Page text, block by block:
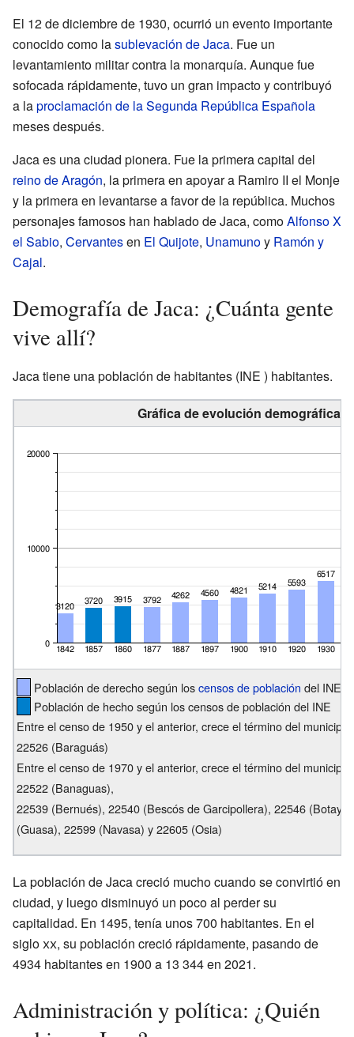
El 12 de diciembre de 1930, ocurrió un evento importante
conocido como lasublevación de Jaca. Fue un
levantamiento militar contra la monarquía. Aunque fue
sofocada rápidamente, tuvo un gran impacto y contribuyó
a laproclamación de la Segunda República Española
meses después.
Jaca es una ciudad pionera. Fue la primera capital del
reino de Aragón, la primera en apoyar a Ramiro II el Monje
y la primera en levantarse a favor de la república. Muchos
personajes famosos han hablado de Jaca, comoAlfonso X
el Sabio, Cervantesen El Quijote, Unamunoy Ramón y
Cajal.
Demografía de Jaca: ¿Cuánta gente
vive allí?
Jaca tiene una población de habitantes (INE ) habitantes.
Gráfica de evolución demográfica
Población de derecho según loscensos de población del INE
Población de hecho según los censos de población del INE
Entre el censo de 1950 y el anterior, crece el término del
22526 (Baraguás)
Entre el censo de 1970 y el anterior, crece el término del
22522 (Banaguas),
22539 (Bernués), 22540 (Bescós de Garcipollera), 22546
(Guasa), 22599 (Navasa) y 22605 (Osia)
La población de Jaca creció mucho cuando se convirtió en
ciudad, y luego disminuyó un poco al perder su
capitalidad. En 1495, tenía unos 700 habitantes. En el
sigloxx, su población creció rápidamente, pasando de
4934 habitantes en 1900 a 13 344 en 2021.
Administración y política: ¿Quién